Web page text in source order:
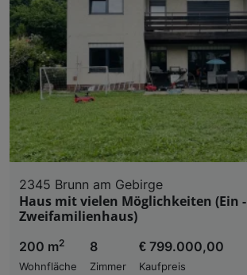
2345 Brunn am Gebirge
Haus mit vielen Möglichkeiten (Ein -
Zweifamilienhaus)
200 m2
Wohnfläche
8
Zimmer
€ 799.000,00
Kaufpreis